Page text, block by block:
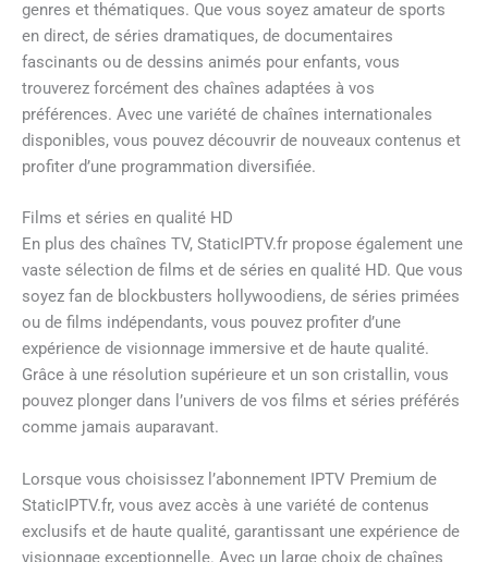
genres et thématiques. Que vous soyez amateur de sports
en direct, de séries dramatiques, de documentaires
fascinants ou de dessins animés pour enfants, vous
trouverez forcément des chaînes adaptées à vos
préférences. Avec une variété de chaînes internationales
disponibles, vous pouvez découvrir de nouveaux contenus et
profiter d’une programmation diversifiée.
Films et séries en qualité HD
En plus des chaînes TV, StaticIPTV.fr propose également une
vaste sélection de films et de séries en qualité HD. Que vous
soyez fan de blockbusters hollywoodiens, de séries primées
ou de films indépendants, vous pouvez profiter d’une
expérience de visionnage immersive et de haute qualité.
Grâce à une résolution supérieure et un son cristallin, vous
pouvez plonger dans l’univers de vos films et séries préférés
comme jamais auparavant.
Lorsque vous choisissez l’abonnement IPTV Premium de
StaticIPTV.fr, vous avez accès à une variété de contenus
exclusifs et de haute qualité, garantissant une expérience de
visionnage exceptionnelle. Avec un large choix de chaînes